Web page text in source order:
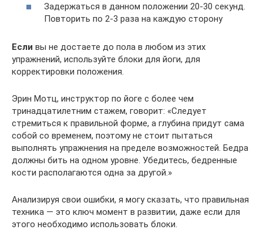
Задержаться в данном положении 20-30 секунд.
Повторить по 2-3 раза на каждую сторону
Если вы не достаете до пола в любом из этих
упражнений, используйте блоки для йоги, для
корректировки положения.
Эрин Мотц, инструктор по йоге с более чем
тринадцатилетним стажем, говорит: «Следует
стремиться к правильной форме, а глубина придут сама
собой со временем, поэтому не стоит пытаться
выполнять упражнения на пределе возможностей. Бедра
должны бить на одном уровне. Убедитесь, бедренные
кости располагаются одна за другой.»
Анализируя свои ошибки, я могу сказать, что правильная
техника — это ключ момент в развитии, даже если для
этого необходимо использовать блоки.